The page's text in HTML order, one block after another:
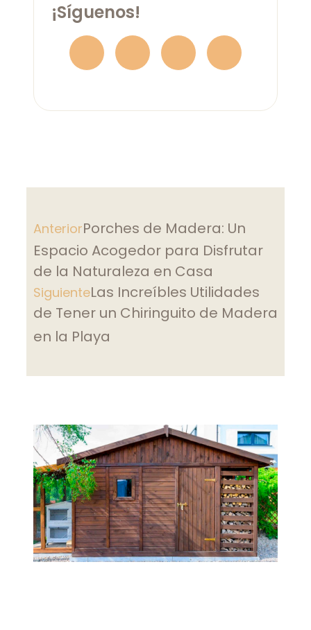
¡Síguenos!
AnteriorPorches de Madera: Un
Espacio Acogedor para Disfrutar
de la Naturaleza en Casa
SiguienteLas Increíbles Utilidades
de Tener un Chiringuito de Madera
en la Playa